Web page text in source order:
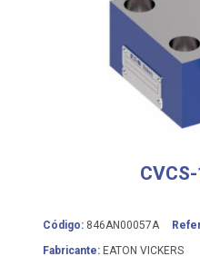
Código: 846AN00057A
Fabricante: EATON VICKERS